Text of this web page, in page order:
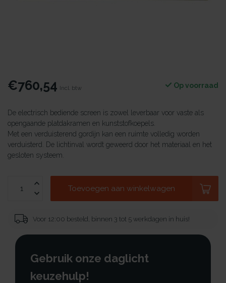
€760,54 Incl. btw Op voorraad
De electrisch bediende screen is zowel leverbaar voor vaste als
opengaande platdakramen en kunststofkoepels.
Met een verduisterend gordijn kan een ruimte volledig worden
verduisterd. De lichtinval wordt geweerd door het materiaal en het
gesloten systeem.
Toevoegen aan winkelwagen
Voor 12:00 besteld, binnen 3 tot 5 werkdagen in huis!
Gebruik onze daglicht
keuzehulp!